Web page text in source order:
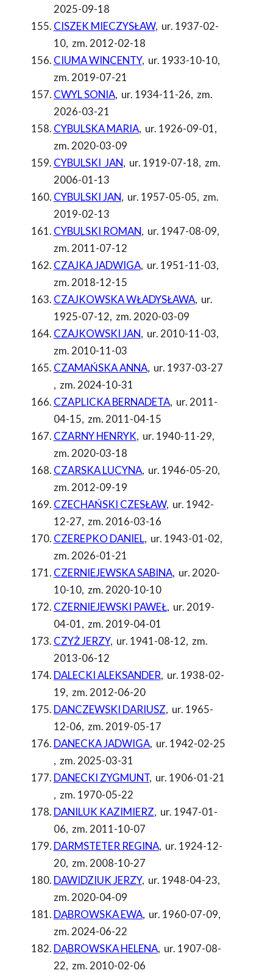
2025-09-18
CISZEK MIECZYSŁAW, ur. 1937-02-
10, zm. 2012-02-18
CIUMA WINCENTY, ur. 1933-10-10,
zm. 2019-07-21
CWYL SONIA, ur. 1934-11-26, zm.
2026-03-21
CYBULSKA MARIA, ur. 1926-09-01,
zm. 2020-03-09
CYBULSKI JAN, ur. 1919-07-18, zm.
2006-01-13
CYBULSKI JAN, ur. 1957-05-05, zm.
2019-02-13
CYBULSKI ROMAN, ur. 1947-08-09,
zm. 2011-07-12
CZAJKA JADWIGA, ur. 1951-11-03,
zm. 2018-12-15
CZAJKOWSKA WŁADYSŁAWA, ur.
1925-07-12, zm. 2020-03-09
CZAJKOWSKI JAN, ur. 2010-11-03,
zm. 2010-11-03
CZAMAŃSKA ANNA, ur. 1937-03-27
, zm. 2024-10-31
CZAPLICKA BERNADETA, ur. 2011-
04-15, zm. 2011-04-15
CZARNY HENRYK, ur. 1940-11-29,
zm. 2020-03-18
CZARSKA LUCYNA, ur. 1946-05-20,
zm. 2012-09-19
CZECHAŃSKI CZESŁAW, ur. 1942-
12-27, zm. 2016-03-16
CZEREPKO DANIEL, ur. 1943-01-02,
zm. 2026-01-21
CZERNIEJEWSKA SABINA, ur. 2020-
10-10, zm. 2020-10-10
CZERNIEJEWSKI PAWEŁ, ur. 2019-
04-01, zm. 2019-04-01
CZYŻ JERZY, ur. 1941-08-12, zm.
2013-06-12
DALECKI ALEKSANDER, ur. 1938-02-
19, zm. 2012-06-20
DANCZEWSKI DARIUSZ, ur. 1965-
12-06, zm. 2019-05-17
DANECKA JADWIGA, ur. 1942-02-25
, zm. 2025-03-31
DANECKI ZYGMUNT, ur. 1906-01-21
, zm. 1970-05-22
DANILUK KAZIMIERZ, ur. 1947-01-
06, zm. 2011-10-07
DARMSTETER REGINA, ur. 1924-12-
20, zm. 2008-10-27
DAWIDZIUK JERZY, ur. 1948-04-23,
zm. 2020-04-09
DĄBROWSKA EWA, ur. 1960-07-09,
zm. 2024-06-22
DĄBROWSKA HELENA, ur. 1907-08-
22, zm. 2010-02-06